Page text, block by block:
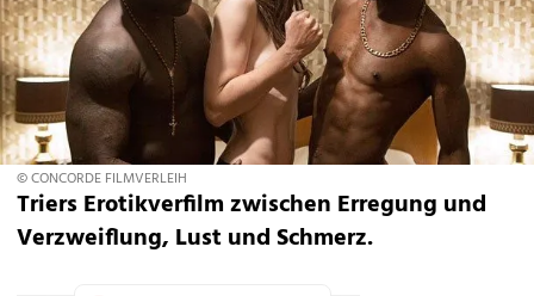
© CONCORDE FILMVERLEIH
Triers Erotikverfilm zwischen Erregung und
Verzweiflung, Lust und Schmerz.